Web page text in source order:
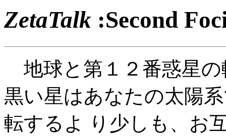
ZetaTalk :Second
地球と第１２番惑星
黒い星はあなたの太陽
転するよ り少しも、お